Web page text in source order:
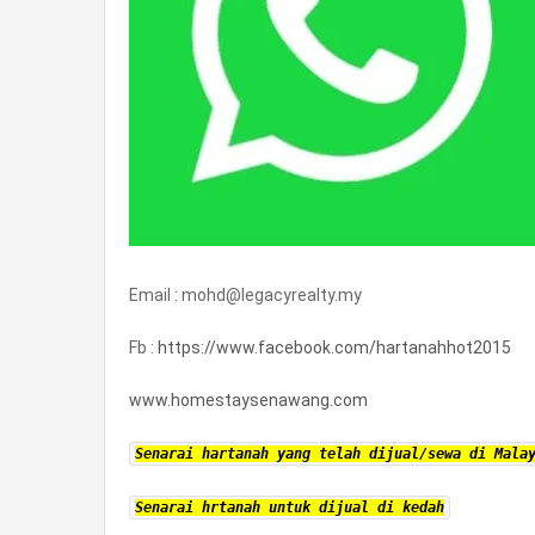
Email : mohd@legacyrealty.my
Fb : https://www.facebook.com/hartanahhot2015
www.homestaysenawang.com
Senarai hartanah yang telah dijual/sewa di
Senarai hrtanah untuk dijual di kedah